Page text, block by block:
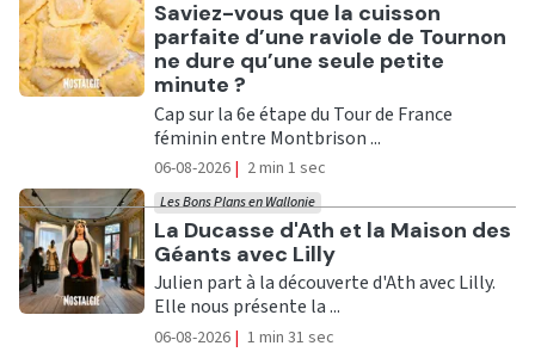
Ecouter
Saviez-vous que la cuisson
parfaite d’une raviole de Tournon
ne dure qu’une seule petite
minute ?
Cap sur la 6e étape du Tour de France
féminin entre Montbrison ...
06-08-2026 | 2 min 1 sec
Ecouter
La Ducasse d'Ath et la Maison des
Géants avec Lilly
Les Bons Plans en Wallonie
Julien part à la découverte d'Ath avec Lilly.
Elle nous présente la ...
06-08-2026 | 1 min 31 sec